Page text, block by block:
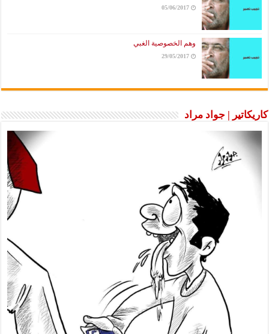
05/06/2017
وهم الخصوصية الغبي
29/05/2017
كاريكاتير | جواد مراد